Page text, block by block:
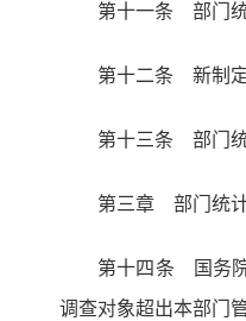
第十一条 部门
第十二条 新制定
第十三条 部门
第三章 部门统
第十四条 国务
调查对象超出本部门